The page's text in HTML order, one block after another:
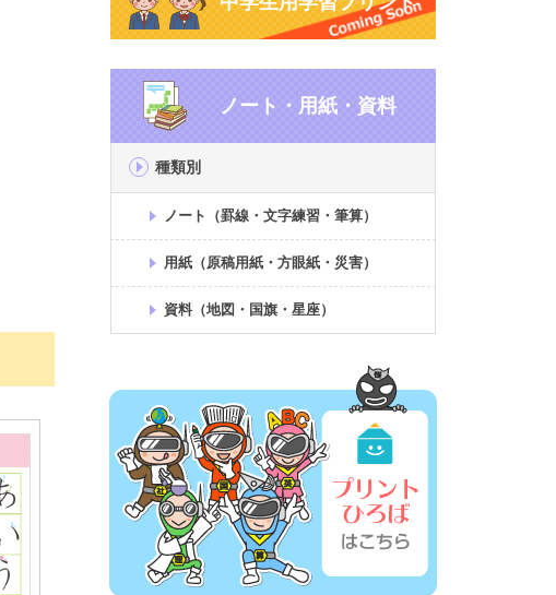
ノート・用紙・資料
種類別
ノート（罫線・文字練習・筆算）
用紙（原稿用紙・方眼紙・災害）
資料（地図・国旗・星座）